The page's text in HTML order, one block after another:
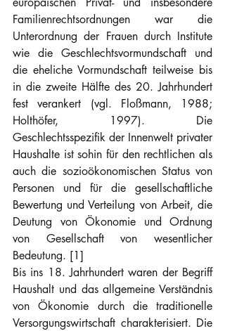
Familienrechtsordnungen war die
Unterordnung der Frauen durch Institute
wie die Geschlechtsvormundschaft und
die eheliche Vormundschaft teilweise bis
in die zweite Hälfte des 20. Jahrhundert
fest verankert (vgl. Floßmann, 1988;
Holthöfer, 1997). Die
Geschlechtsspezifik der Innenwelt privater
Haushalte ist sohin für den rechtlichen als
auch die sozioökonomischen Status von
Personen und für die gesellschaftliche
Bewertung und Verteilung von Arbeit, die
Deutung von Ökonomie und Ordnung
von Gesellschaft von wesentlicher
Bedeutung. [1]
Bis ins 18. Jahrhundert waren der Begriff
Haushalt und das allgemeine Verständnis
von Ökonomie durch die traditionelle
Versorgungswirtschaft charakterisiert. Die